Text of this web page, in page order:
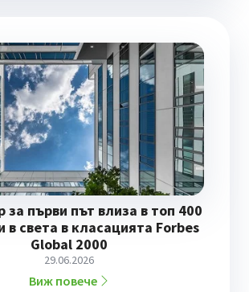
за първи път влиза в топ 400
в света в класацията Forbes
Global 2000
29.06.2026
Виж повече